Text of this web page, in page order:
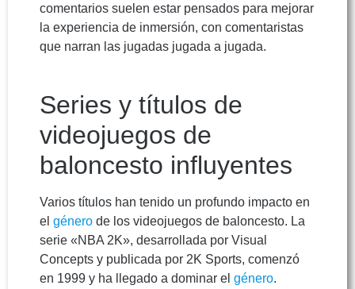
comentarios suelen estar pensados para mejorar
la experiencia de inmersión, con comentaristas
que narran las jugadas jugada a jugada.
Series y títulos de
videojuegos de
baloncesto influyentes
Varios títulos han tenido un profundo impacto en
el género de los videojuegos de baloncesto. La
serie «NBA 2K», desarrollada por Visual
Concepts y publicada por 2K Sports, comenzó
en 1999 y ha llegado a dominar el género.